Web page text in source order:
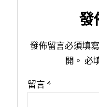
發
發佈留言必須填
開。 必
留言 *